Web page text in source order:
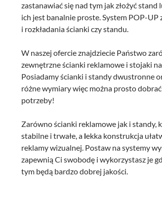
zastanawiać się nad tym jak złożyć
ich jest banalnie proste. System POP-UP
i rozkładania ścianki czy standu.
W naszej ofercie znajdziecie Państwo
zewnętrzne ścianki reklamowe i stojaki
Posiadamy ścianki i standy dwustronne
różne wymiary więc można prosto
potrzeby!
Zarówno ścianki reklamowe jak i standy,
stabilne i trwałe, a lekka konstrukcja
reklamy wizualnej. Postaw na systemy
zapewnią Ci swobodę i wykorzystasz je
tym będą bardzo dobrej jakości.